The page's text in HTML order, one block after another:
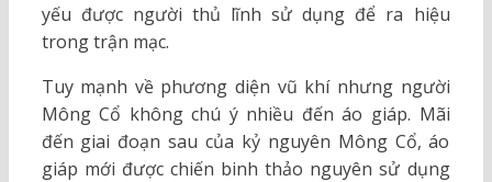
yếu được người thủ lĩnh sử dụng để ra hiệu
trong trận mạc.
Tuy mạnh về phương diện vũ khí nhưng người
Mông Cổ không chú ý nhiều đến áo giáp. Mãi
đến giai đoạn sau của kỷ nguyên Mông Cổ, áo
giáp mới được chiến binh thảo nguyên sử dụng